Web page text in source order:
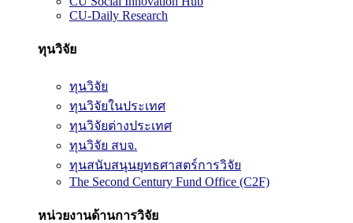
CU-Daily Research
ทุนวิจัย
ทุนวิจัย
ทุนวิจัยในประเทศ
ทุนวิจัยต่างประเทศ
ทุนวิจัย สบจ.
ทุนสนับสนุนยุทธศาสตร์การวิจัย
The Second Century Fund Office (C2F)
หน่วยงานด้านการวิจัย